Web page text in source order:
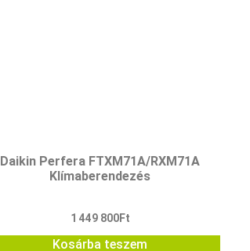
Daikin Perfera FTXM71A/RXM71A
Klímaberendezés
1 449 800Ft
Kosárba teszem